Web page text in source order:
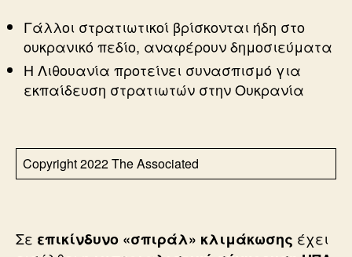
Γάλλοι στρατιωτικοί βρίσκονται ήδη στο
ουκρανικό πεδίο, αναφέρουν δημοσιεύματα
Η Λιθουανία προτείνει συνασπισμό για
εκπαίδευση στρατιωτών στην Ουκρανία
Copyright 2022 The Associated
Σε επικίνδυνο «σπιράλ» κλιμάκωσης έχει